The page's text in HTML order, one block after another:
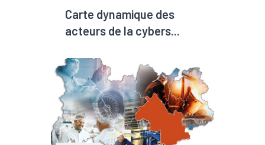
Carte dynamique des
acteurs de la cybers...